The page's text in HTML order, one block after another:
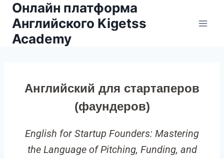
Онлайн платформа
Английского Kigetss
Academy
Английский для стартаперов
(фаундеров)
English for Startup Founders: Mastering
the Language of Pitching, Funding, and